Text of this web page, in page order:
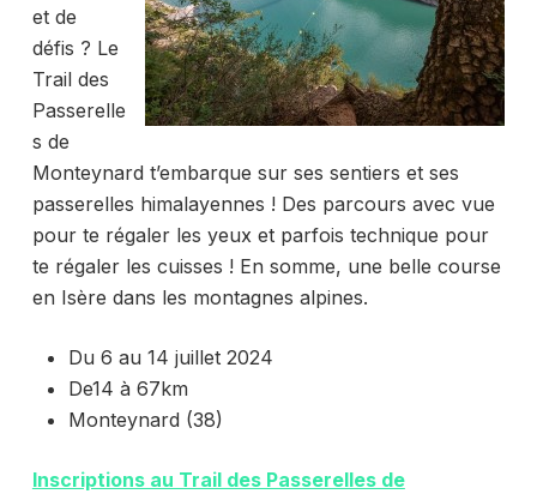
et de
défis ? Le
Trail des
Passerelle
s de
Monteynard t’embarque sur ses sentiers et ses
passerelles himalayennes ! Des parcours avec vue
pour te régaler les yeux et parfois technique pour
te régaler les cuisses ! En somme, une belle course
en Isère dans les montagnes alpines.
Du 6 au 14 juillet 2024
De14 à 67km
Monteynard (38)
Inscriptions au Trail des Passerelles de